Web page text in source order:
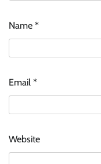
Name *
Email *
Website